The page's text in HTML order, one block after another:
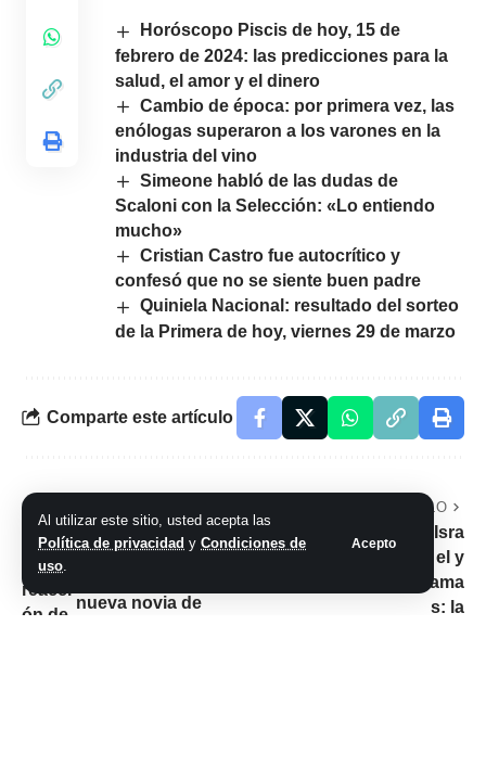
Al utilizar este sitio, usted acepta las
Política de privacidad y Condiciones de
uso.
Acepto
Horóscopo Piscis de hoy, 15 de
febrero de 2024: las predicciones para la
salud, el amor y el dinero
Cambio de época: por primera vez, las
enólogas superaron a los varones en la
industria del vino
Simeone habló de las dudas de
Scaloni con la Selección: «Lo entiendo
mucho»
Cristian Castro fue autocrítico y
confesó que no se siente buen padre
Quiniela Nacional: resultado del sorteo
de la Primera de hoy, viernes 29 de marzo
Comparte este artículo
La reacción de
Caramelito Carrizo
nueva novia de
SIGUIENTE ARTÍCULO
Israel y Hamas: la